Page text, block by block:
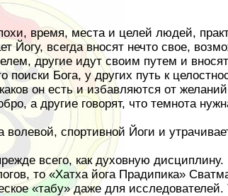
время, места и целей людей,
Йогу, всегда вносят нечто свое,
другие идут своим путем и
Бога, у других путь к
он есть и избавляются от
а другие говорят, что темнота
спортивной Йоги и
всего, как духовную
то «Хатха йога Прадипика»
«табу» даже для исследователей.